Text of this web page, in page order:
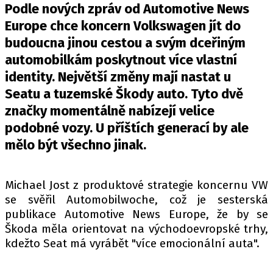
OSTATNÍ
TISKOVKY
ROZHOVORY
DAKAR
Z DOMOVA
ZE SVĚTA
MOTORSPORT
PIT LANE
FIA CEZ & POHÁRY
MEZINÁRODNÍ SCÉNA
SLEDUJTE NÁS NA|
Podle nových zpráv od Automotive News
Europe chce koncern Volkswagen jít do
budoucna jinou cestou a svým dceřiným
automobilkám poskytnout více vlastní
identity. Největší změny mají nastat u
Seatu a tuzemské Škody auto. Tyto dvě
značky momentálně nabízejí velice
podobné vozy. U příštích generací by ale
mělo být všechno jinak.
Michael Jost z produktové strategie koncernu VW
se svěřil Automobilwoche, což je sesterská
publikace Automotive News Europe, že by se
Škoda měla orientovat na východoevropské trhy,
kdežto Seat má vyrábět "více emocionální auta".